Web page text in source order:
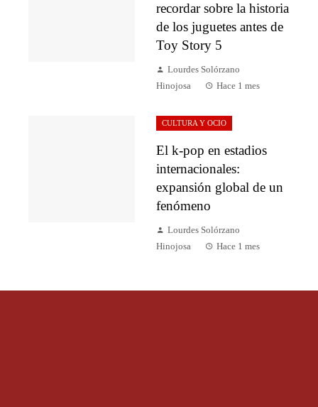
recordar sobre la historia
de los juguetes antes de
Toy Story 5
Lourdes Solórzano
Hinojosa
Hace 1 mes
CULTURA Y OCIO
El k-pop en estadios
internacionales:
expansión global de un
fenómeno
Lourdes Solórzano
Hinojosa
Hace 1 mes